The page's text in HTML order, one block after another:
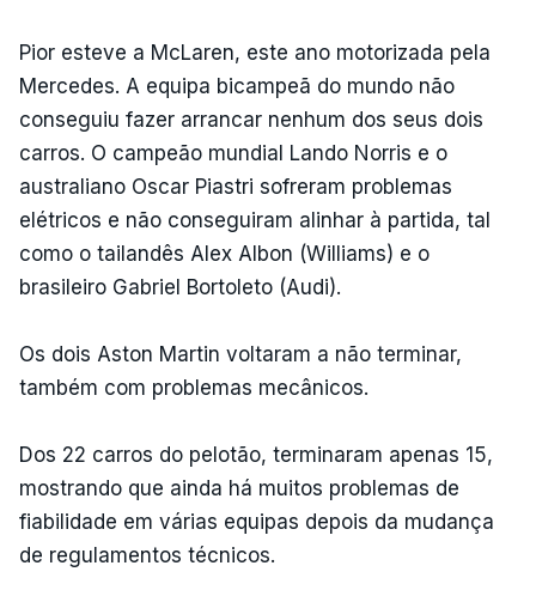
Pior esteve a McLaren, este ano motorizada pela
Mercedes. A equipa bicampeã do mundo não
conseguiu fazer arrancar nenhum dos seus dois
carros. O campeão mundial Lando Norris e o
australiano Oscar Piastri sofreram problemas
elétricos e não conseguiram alinhar à partida, tal
como o tailandês Alex Albon (Williams) e o
brasileiro Gabriel Bortoleto (Audi).
Os dois Aston Martin voltaram a não terminar,
também com problemas mecânicos.
Dos 22 carros do pelotão, terminaram apenas 15,
mostrando que ainda há muitos problemas de
fiabilidade em várias equipas depois da mudança
de regulamentos técnicos.